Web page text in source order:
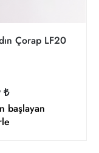
Çorap LF2034424
₺
başlayan